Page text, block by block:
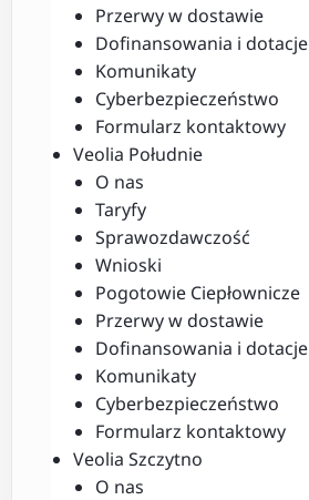
Przerwy w dostawie
Dofinansowania i dotacje
Komunikaty
Cyberbezpieczeństwo
Formularz kontaktowy
Veolia Południe
O nas
Taryfy
Sprawozdawczość
Wnioski
Pogotowie Ciepłownicze
Przerwy w dostawie
Dofinansowania i dotacje
Komunikaty
Cyberbezpieczeństwo
Formularz kontaktowy
Veolia Szczytno
O nas